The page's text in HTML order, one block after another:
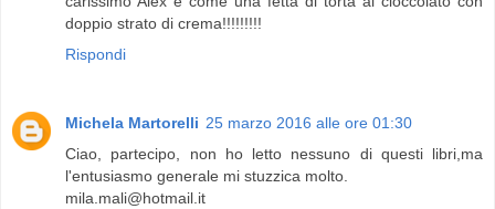
doppio strato di crema!!!!!!!!!
Rispondi
Michela Martorelli 25 marzo 2016 alle ore 01:30
Ciao, partecipo, non ho letto nessuno di questi libri,ma
l'entusiasmo generale mi stuzzica molto.
mila.mali@hotmail.it